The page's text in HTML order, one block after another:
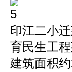
印江二小
育民生工
建筑面积